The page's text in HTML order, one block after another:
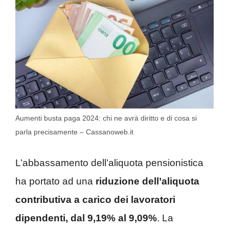
Aumenti busta paga 2024: chi ne avrà diritto e di cosa si
parla precisamente – Cassanoweb.it
L’abbassamento dell’aliquota pensionistica
ha portato ad una riduzione dell’aliquota
contributiva a carico dei lavoratori
dipendenti, dal 9,19% al 9,09%. La